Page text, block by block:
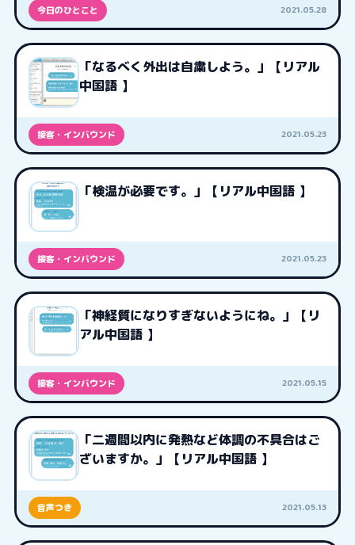
今日のひとこと 2021.05.28
「なるべく外出は自粛しよう。」【リアル
中国語 】
接客・インバウンド 2021.05.23
「検温が必要です。」【リアル中国語 】
接客・インバウンド 2021.05.23
「神経質になりすぎないようにね。」【リ
アル中国語 】
接客・インバウンド 2021.05.15
「二週間以内に発熱など体調の不具合はご
ざいますか。」【リアル中国語 】
音声つき 2021.05.13